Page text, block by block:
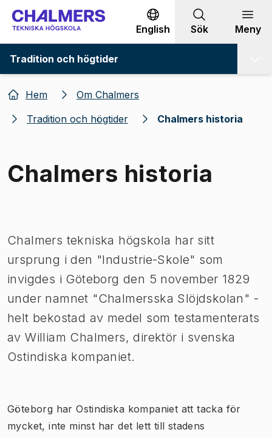
Gå till innehållet
English Sök Meny
Tradition och högtider
Hem
Om Chalmers
Tradition och högtider
Chalmers historia
Chalmers historia
Chalmers tekniska högskola har sitt
ursprung i den "Industrie-Skole" som
invigdes i Göteborg den 5 november 1829
under namnet "Chalmersska Slöjdskolan" -
helt bekostad av medel som testamenterats
av William Chalmers, direktör i svenska
Ostindiska kompaniet.
Göteborg har Ostindiska kompaniet att tacka för
mycket, inte minst har det lett till stadens